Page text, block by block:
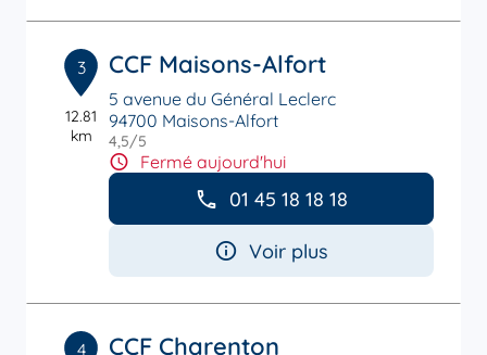
3
12.81
km
CCF Maisons-Alfort
5 avenue du Général Leclerc
94700 Maisons-Alfort
4,5/5
Fermé aujourd'hui
01 45 18 18 18
Voir plus
4 CCF Charenton